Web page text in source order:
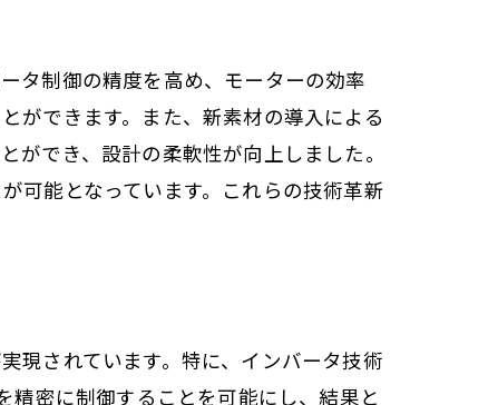
タ制御の精度を高め、モーターの効率
ができます。また、新素材の導入による
でき、設計の柔軟性が向上しました。
可能となっています。これらの技術革新
現されています。特に、インバータ技術
精密に制御することを可能にし、結果と